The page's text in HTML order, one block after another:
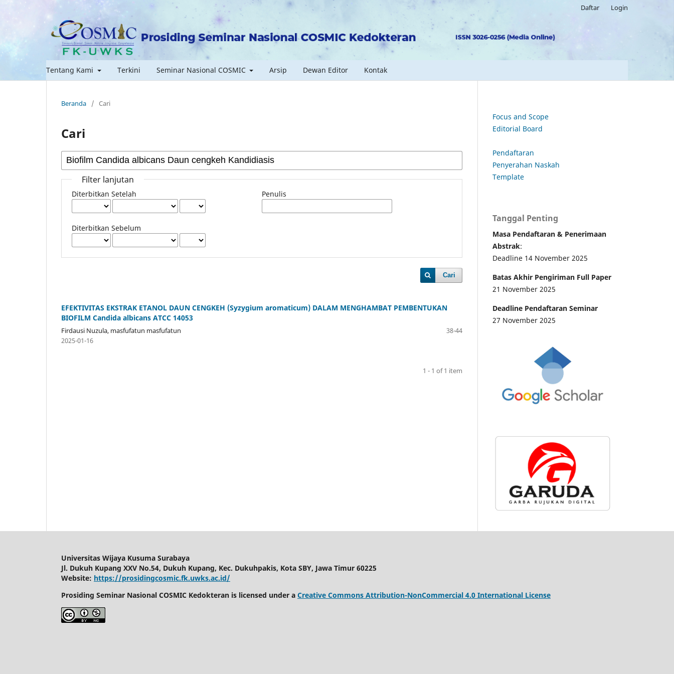
Tentang Kami Terkini Seminar Nasional COSMIC Arsip Dewan Editor Kontak
Daftar Login
Beranda / Cari
Cari
Filter lanjutan
Diterbitkan Setelah
Diterbitkan Sebelum
Penulis
Cari
EFEKTIVITAS EKSTRAK ETANOL DAUN CENGKEH (Syzygium aromaticum) DALAM MENGHAMBAT PEMBENTUKAN
BIOFILM Candida albicans ATCC 14053
Firdausi Nuzula, masfufatun masfufatun
38-44
2025-01-16
1 - 1 of 1 item
Focus and Scope
Editorial Board
Pendaftaran
Penyerahan Naskah
Template
Tanggal Penting
Masa Pendaftaran & Penerimaan
Abstrak:
Deadline 14 November 2025
Batas Akhir Pengiriman Full Paper
21 November 2025
Deadline Pendaftaran Seminar
27 November 2025
Universitas Wijaya Kusuma Surabaya
Jl. Dukuh Kupang XXV No.54, Dukuh Kupang, Kec. Dukuhpakis, Kota SBY, Jawa Timur 60225
Website: https://prosidingcosmic.fk.uwks.ac.id/
Prosiding Seminar Nasional COSMIC Kedokteran is licensed under a Creative Commons Attribution-NonCommercial 4.0 International License